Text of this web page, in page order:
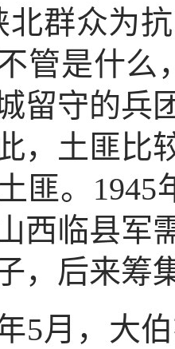
北群众为
管是什么
留守的兵
，土匪比
匪。
西临县军
，后来筹
5月，大